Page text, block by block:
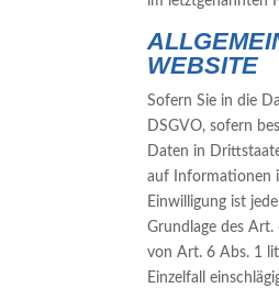
WEBSITE
Sofern Sie in die
DSGVO, sofern
Daten in
auf Informationen
Einwilligung ist
Grundlage des
von Art. 6 Abs. 1
Einzelfall